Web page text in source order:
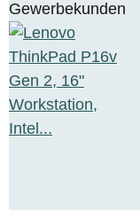
Gewerbekunden